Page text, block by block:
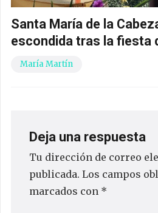
Santa María de la
escondida tras la fiesta
María Martín
Deja una respuesta
Tu dirección de correo
publicada. Los campos
marcados con *